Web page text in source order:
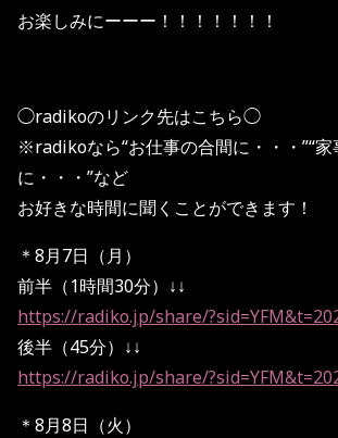
お楽しみにーーー！！！！！！！
◯radikoのリンク先はこちら◯
※radikoなら“お仕事の合間に・・・”“家
に・・・”など
お好きな時間に聞くことができます！
＊8月7日（月）
前半（1時間30分）↓↓
https://radiko.jp/share/
後半（45分）↓↓
https://radiko.jp/share/
＊8月8日（火）